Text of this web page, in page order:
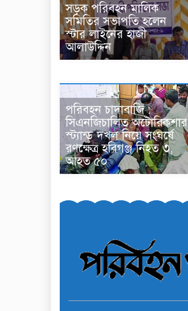
সড়ক পরিবহন মালিক
সমিতির সভাপতি হলেন
স্টার লাইনের হাজী
আলাউদ্দিন
পরিবহন চাদাবাজি :
সিএনজিচালিত অটোরিকশার
স্ট্যান্ড দখল নিয়ে সংঘর্ষে
রণক্ষেত্র হবিগঞ্জ নিহত ৩,
আহত ৫০